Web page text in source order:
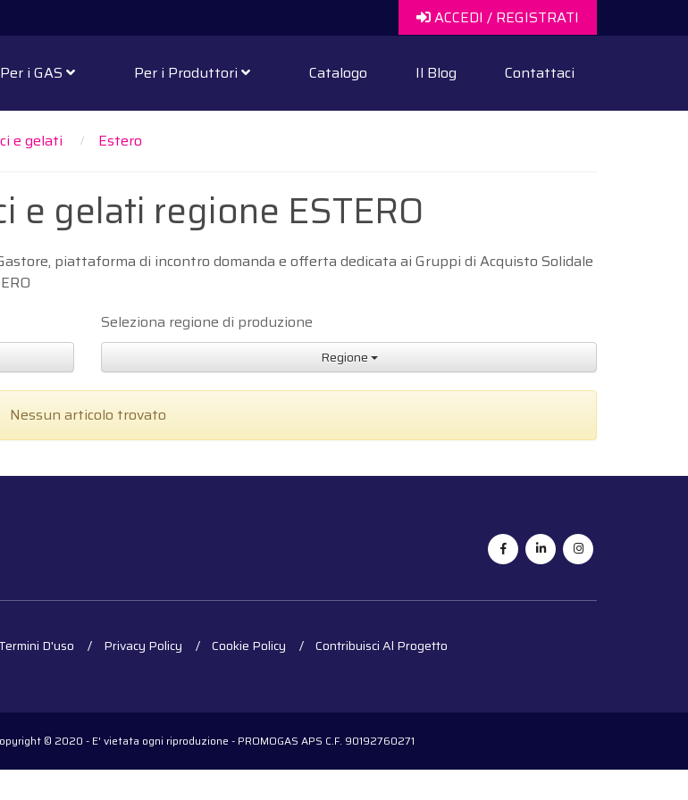
ACCEDI / REGISTRATI
Per i GAS Per i Produttori Catalogo Il Blog Contattaci
e gelati Estero
gelati regione ESTERO
piattaforma di incontro domanda e offerta dedicata ai Gruppi di Acquisto Solidale
Seleziona regione di produzione
Regione
Nessun articolo trovato
Termini D'uso Privacy Policy Cookie Policy Contribuisci Al Progetto
© 2020 - E' vietata ogni riproduzione - PROMOGAS APS C.F. 90192760271